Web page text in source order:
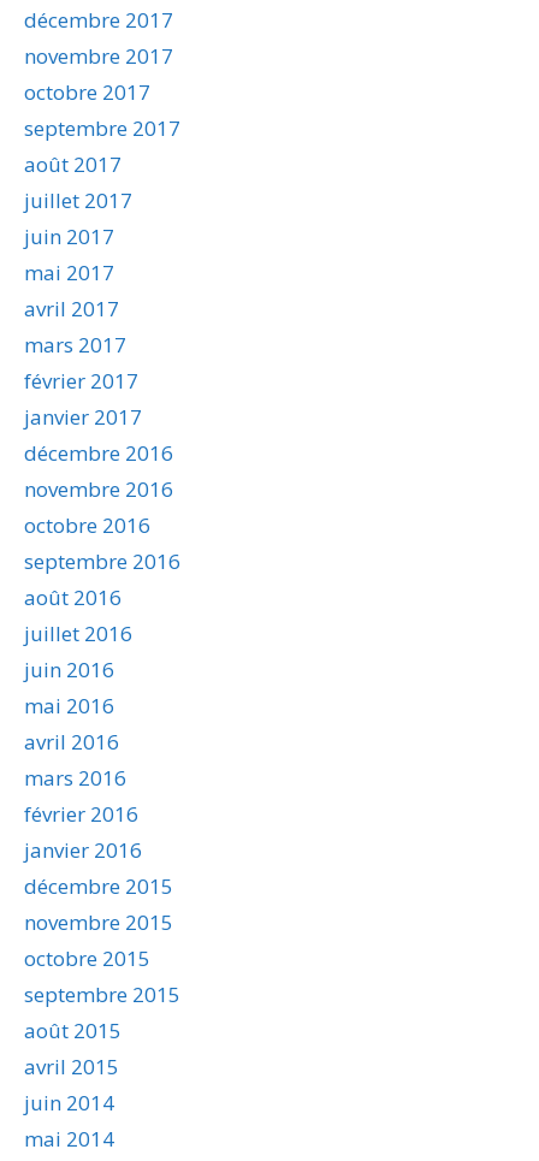
décembre 2017
novembre 2017
octobre 2017
septembre 2017
août 2017
juillet 2017
juin 2017
mai 2017
avril 2017
mars 2017
février 2017
janvier 2017
décembre 2016
novembre 2016
octobre 2016
septembre 2016
août 2016
juillet 2016
juin 2016
mai 2016
avril 2016
mars 2016
février 2016
janvier 2016
décembre 2015
novembre 2015
octobre 2015
septembre 2015
août 2015
avril 2015
juin 2014
mai 2014